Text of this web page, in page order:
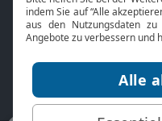
Über uns
Jobs
Mediadaten